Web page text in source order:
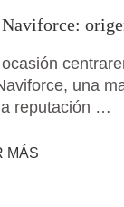
una
reputación …
MÁS